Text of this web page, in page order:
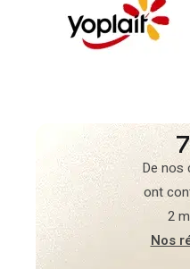
De nos
ont
2
Nos